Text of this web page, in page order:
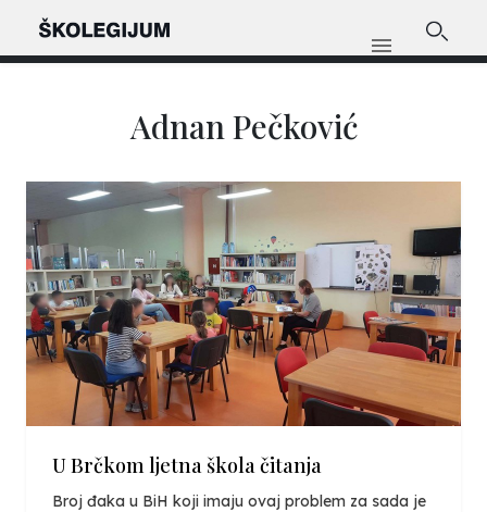
Adnan Pečković
U Brčkom ljetna škola čitanja
Broj đaka u BiH koji imaju ovaj problem za sada je